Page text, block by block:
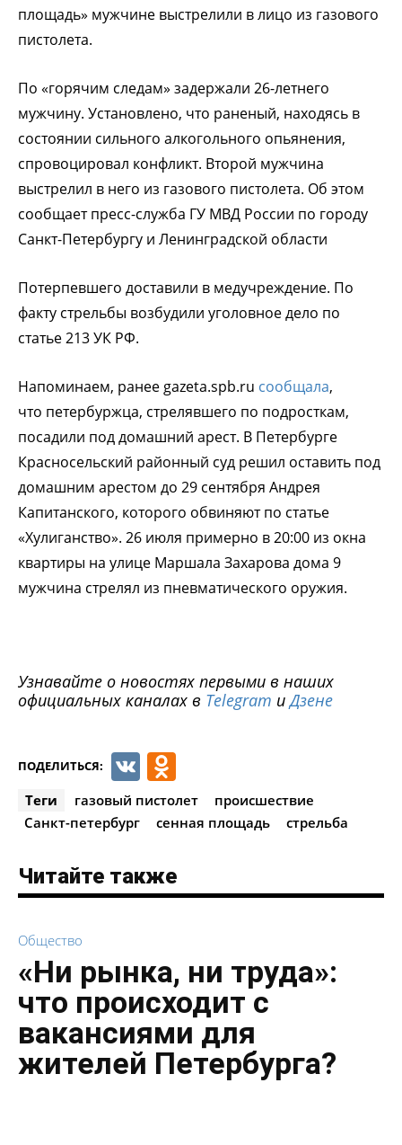
площадь» мужчине выстрелили в лицо из газового
пистолета.
По «горячим следам» задержали 26-летнего
мужчину. Установлено, что раненый, находясь в
состоянии сильного алкогольного опьянения,
спровоцировал конфликт. Второй мужчина
выстрелил в него из газового пистолета. Об этом
сообщает пресс-служба ГУ МВД России по городу
Санкт-Петербургу и Ленинградской области
Потерпевшего доставили в медучреждение. По
факту стрельбы возбудили уголовное дело по
статье 213 УК РФ.
Напоминаем, ранее gazeta.spb.ru сообщала,
что петербуржца, стрелявшего по подросткам,
посадили под домашний арест. В Петербурге
Красносельский районный суд решил оставить под
домашним арестом до 29 сентября Андрея
Капитанского, которого обвиняют по статье
«Хулиганство». 26 июля примерно в 20:00 из окна
квартиры на улице Маршала Захарова дома 9
мужчина стрелял из пневматического оружия.
Узнавайте о новостях первыми в наших
официальных каналах в Telegram иДзене
ПОДЕЛИТЬСЯ: VK
Теги газовый пистолет
происшествие
Санкт-петербург
сенная площадь стрельба
Читайте также
Общество
«Ни рынка, ни труда»:
что происходит с
вакансиями для
жителей Петербурга?